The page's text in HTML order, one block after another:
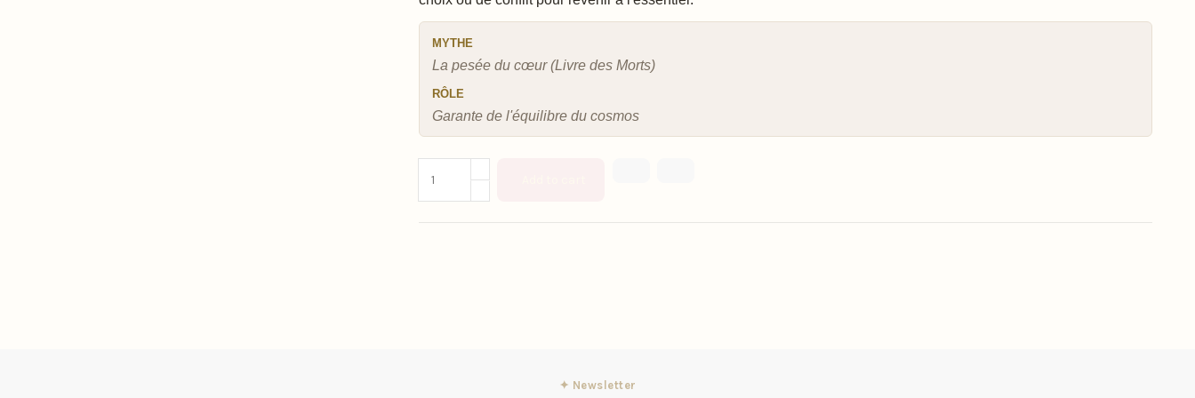
MYTHE
La pesée du cœur (Livre des Morts)
RÔLE
Garante de l'équilibre du cosmos
✦ Newsletter